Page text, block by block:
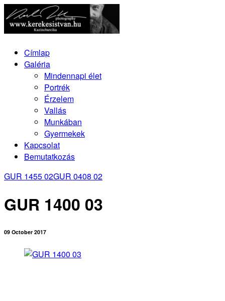
Címlap
Galéria
Mindennapi élet
Portrék
Érzelem
Vallás
Munkában
Gyermekek
Kapcsolat
Bemutatkozás
GUR 1455 02GUR 0408 02
GUR 1400 03
09 October 2017